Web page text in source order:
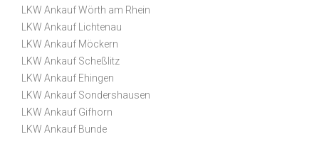
LKW Ankauf Wörth am Rhein
LKW Ankauf Lichtenau
LKW Ankauf Möckern
LKW Ankauf Scheßlitz
LKW Ankauf Ehingen
LKW Ankauf Sondershausen
LKW Ankauf Gifhorn
LKW Ankauf Bunde